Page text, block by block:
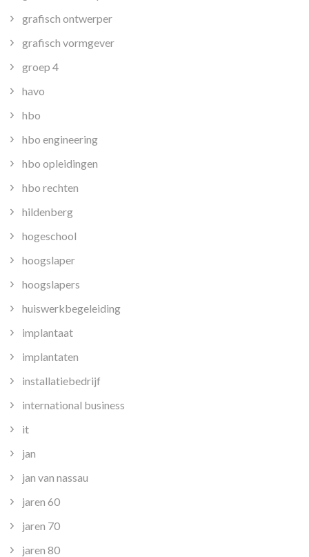
grafisch ontwerper
grafisch vormgever
groep 4
havo
hbo
hbo engineering
hbo opleidingen
hbo rechten
hildenberg
hogeschool
hoogslaper
hoogslapers
huiswerkbegeleiding
implantaat
implantaten
installatiebedrijf
international business
it
jan
jan van nassau
jaren 60
jaren 70
jaren 80